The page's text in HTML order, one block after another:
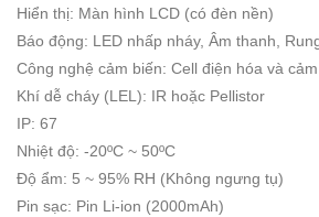
Hiển thị: Màn hình LCD (có đèn nền)
Báo động: LED nhấp nháy, Âm thanh,
Công nghệ cảm biến: Cell điện hóa và
Khí dễ cháy (LEL): IR hoặc Pellistor
IP: 67
Nhiệt độ: -20ºC ~ 50ºC
Độ ẩm: 5 ~ 95% RH (Không ngưng tụ)
Pin sạc: Pin Li-ion (2000mAh)